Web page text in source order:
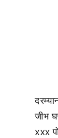
जीभ
xxx